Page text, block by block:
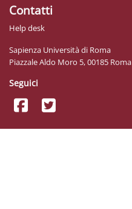
Contatti
Help desk
Sapienza Università di Roma
Piazzale Aldo Moro 5, 00185 Roma
Seguici